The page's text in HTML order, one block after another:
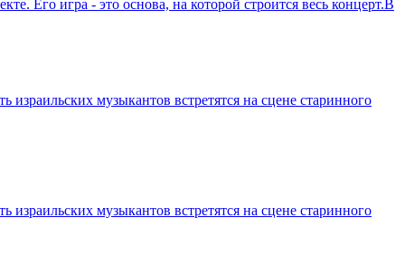
Его игра - это основа, на которой строится весь концерт.В
музыкантов встретятся на сцене старинного
музыкантов встретятся на сцене старинного